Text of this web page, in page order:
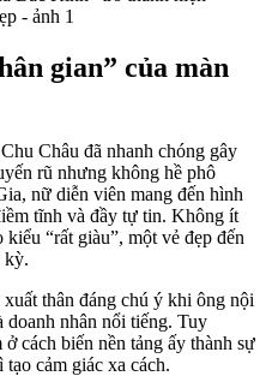
gian” của màn
Châu đã nhanh chóng gây
rũ nhưng không hề phô
nữ diễn viên mang đến hình
tĩnh và đầy tự tin. Không ít
“rất giàu”, một vẻ đẹp đến
kỳ.
thân đáng chú ý khi ông nội
doanh nhân nổi tiếng. Tuy
cách biến nền tảng ấy thành sự
cảm giác xa cách.